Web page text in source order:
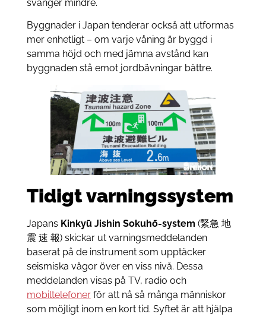
svänger mindre.
Byggnader i Japan tenderar också att utformas
mer enhetligt – om varje våning är byggd i
samma höjd och med jämna avstånd kan
byggnaden stå emot jordbävningar bättre.
Tidigt varningssystem
Japans Kinkyū Jishin Sokuhō-system (緊急 地
震 速 報) skickar ut varningsmeddelanden
baserat på de instrument som upptäcker
seismiska vågor över en viss nivå. Dessa
meddelanden visas på TV, radio och
mobiltelefonerför att nå så många människor
som möjligt inom en kort tid. Syftet är att hjälpa